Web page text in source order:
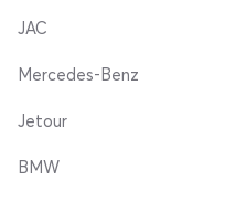
JAC
Mercedes-Benz
Jetour
BMW